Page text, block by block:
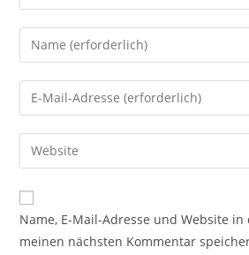
Gib
deinen
Namen
oder
zum
Kommentieren
ein
Gib
deine
E-
Mail-
zum
Kommentieren
ein
Gib
deine
Website-
URL
Name, E-Mail-Adresse und Website
meinen nächsten Kommentar